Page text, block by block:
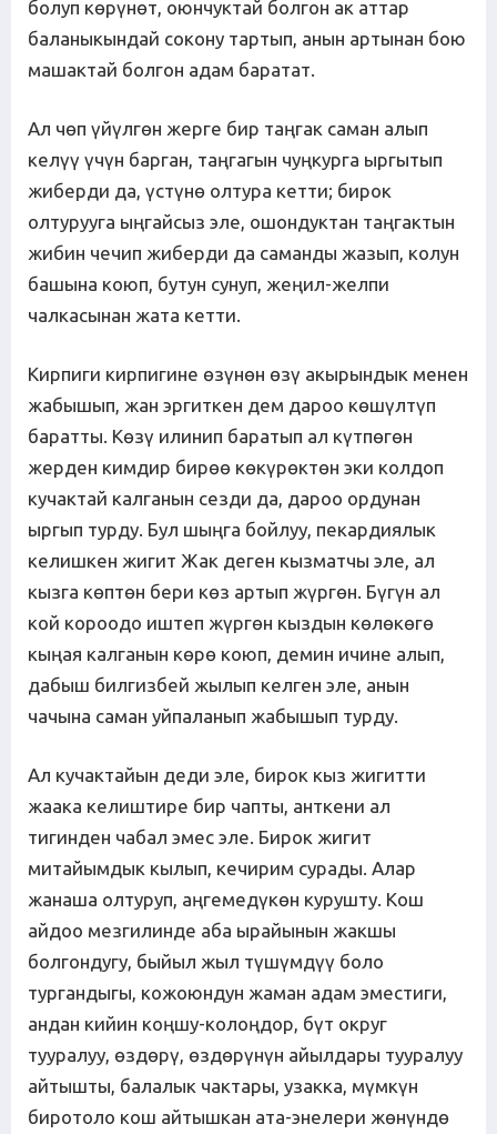
болуп көрүнөт, оюнчуктай болгон ак аттар
баланыкындай сокону тартып, анын артынан бою
машактай болгон адам баратат.
Ал чөп үйүлгөн жерге бир таңгак саман алып
келүү үчүн барган, таңгагын чуңкурга ыргытып
жиберди да, үстүнө олтура кетти; бирок
олтурууга ыңгайсыз эле, ошондуктан таңгактын
жибин чечип жиберди да саманды жазып, колун
башына коюп, бутун сунуп, жеңил-желпи
чалкасынан жата кетти.
Кирпиги кирпигине өзүнөн өзү акырындык менен
жабышып, жан эргиткен дем дароо көшүлтүп
баратты. Көзү илинип баратып ал күтпөгөн
жерден кимдир бирөө көкүрөктөн эки колдоп
кучактай калганын сезди да, дароо ордунан
ыргып турду. Бул шыңга бойлуу, пекардиялык
келишкен жигит Жак деген кызматчы эле, ал
кызга көптөн бери көз артып жүргөн. Бүгүн ал
кой короодо иштеп жүргөн кыздын көлөкөгө
кыңая калганын көрө коюп, демин ичине алып,
дабыш билгизбей жылып келген эле, анын
чачына саман уйпаланып жабышып турду.
Ал кучактайын деди эле, бирок кыз жигитти
жаака келиштире бир чапты, анткени ал
тигинден чабал эмес эле. Бирок жигит
митайымдык кылып, кечирим сурады. Алар
жанаша олтуруп, аңгемедүкөн курушту. Кош
айдоо мезгилинде аба ырайынын жакшы
болгондугу, быйыл жыл түшүмдүү боло
тургандыгы, кожоюндун жаман адам эместиги,
андан кийин коңшу-колоңдор, бүт округ
тууралуу, өздөрү, өздөрүнүн айылдары тууралуу
айтышты, балалык чактары, узакка, мүмкүн
биротоло кош айтышкан ата-энелери жөнүндө